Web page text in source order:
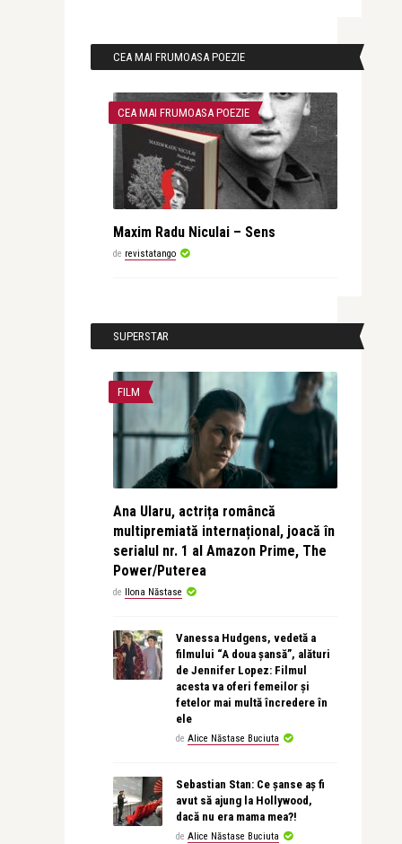
CEA MAI FRUMOASA POEZIE
CEA MAI FRUMOASA POEZIE
Maxim Radu Niculai – Sens
de revistatango
SUPERSTAR
FILM
Ana Ularu, actrița româncă
multipremiată internațional, joacă în
serialul nr. 1 al Amazon Prime, The
Power/Puterea
de Ilona Năstase
Vanessa Hudgens, vedetă a
filmului “A doua șansă”, alături
de Jennifer Lopez: Filmul
acesta va oferi femeilor și
fetelor mai multă încredere în
ele
de Alice Năstase Buciuta
Sebastian Stan: Ce șanse aș fi
avut să ajung la Hollywood,
dacă nu era mama mea?!
de Alice Năstase Buciuta